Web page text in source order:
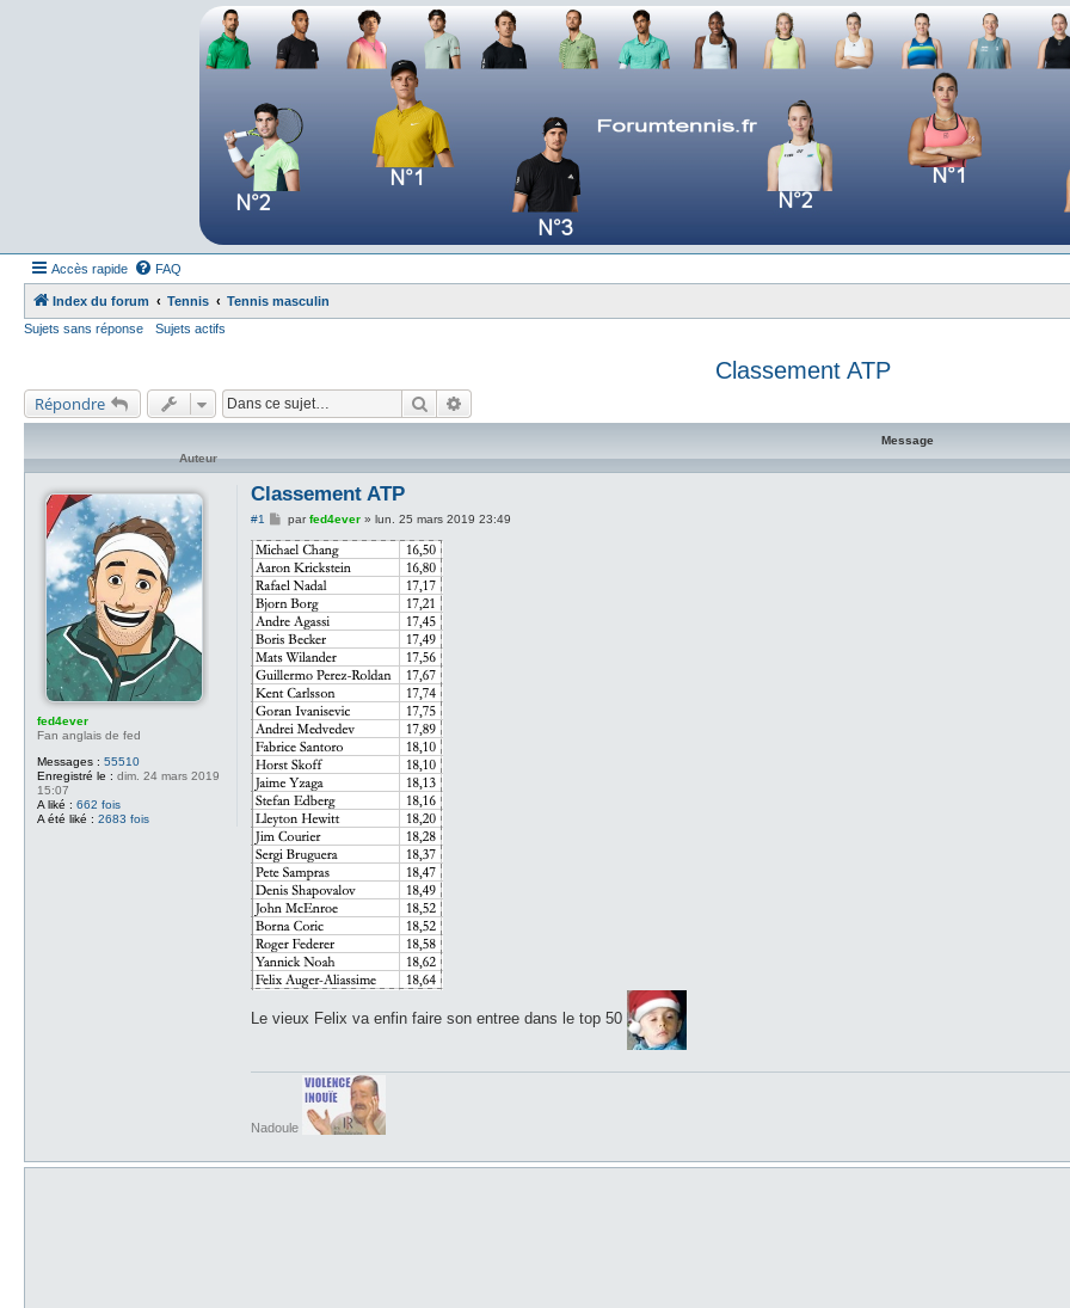
Le forum des passionnés de tennis
Accès rapide FAQ
Index du forum Tennis
Tennis masculin
Sujets sans réponse
Sujets actifs
Classement ATP
Répondre Rechercher
Message
Auteur
fed4ever
Fan anglais de fed
Messages : 55510
Enregistré le : dim. 24 mars 2019
15:07
A liké : 662 fois
A été liké : 2683 fois
Classement ATP
#1
M
s
s
a
g
e
parfed4ever »lun. 25 mars 2019 23:49
Le vieux Felix va enfin faire son entree dans le top 50
Nadoule